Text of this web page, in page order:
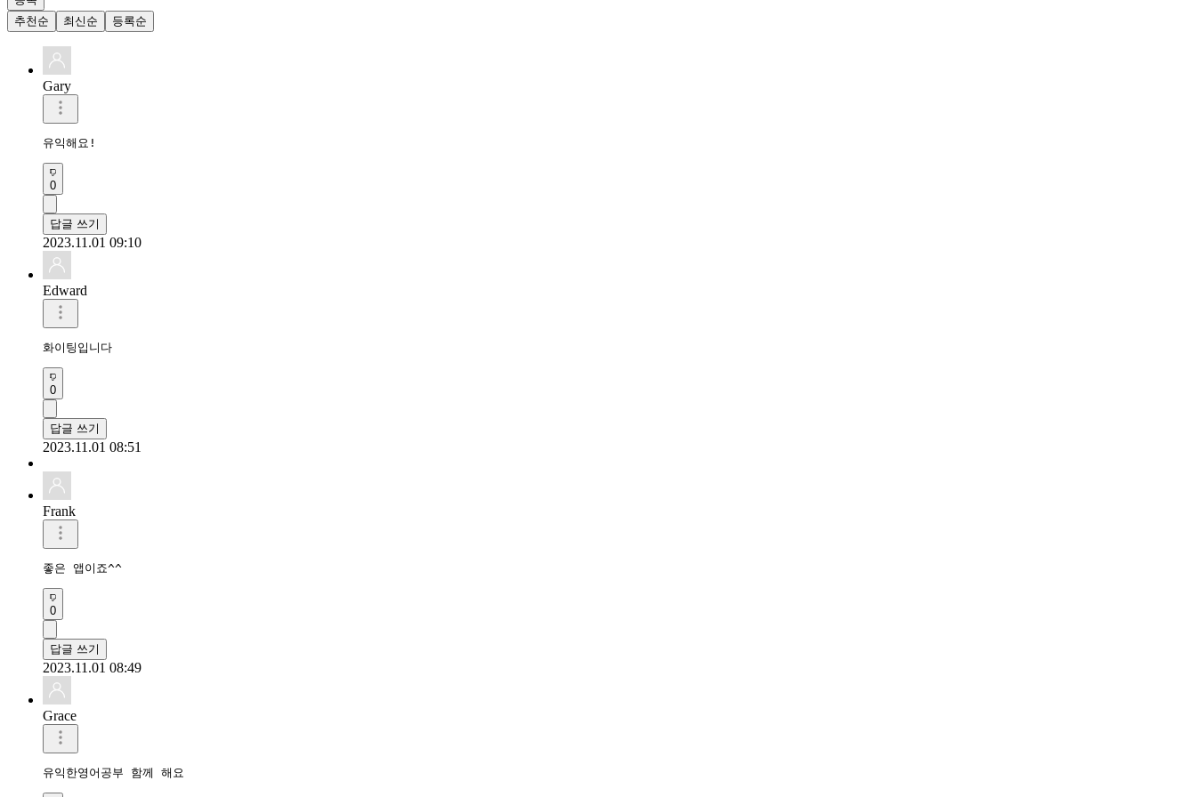
추천순
최신순 등록순
Gary
유익해요!
0
답글 쓰기
2023.11.01 09:10
Edward
화이팅입니다
0
답글 쓰기
2023.11.01 08:51
Frank
좋은 앱이죠^^
0
답글 쓰기
2023.11.01 08:49
Grace
유익한영어공부 함께 해요